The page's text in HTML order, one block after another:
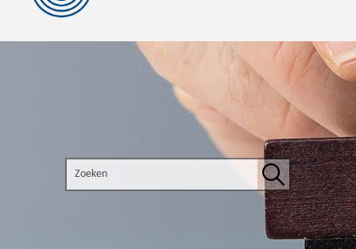
Search the site
Zoeken